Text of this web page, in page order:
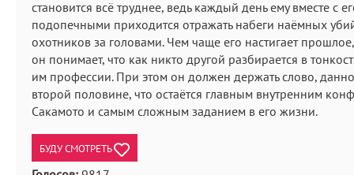
становится всё труднее, ведь каждый день ему вместе с
подопечными приходится отражать набеги наёмных
охотников за головами. Чем чаще его настигает
он понимает, что как никто другой разбирается в
им профессии. При этом он должен держать слово,
второй половине, что остаётся главным внутренним
Сакамото и самым сложным заданием в его жизни.
БУДУ СМОТРЕТЬ